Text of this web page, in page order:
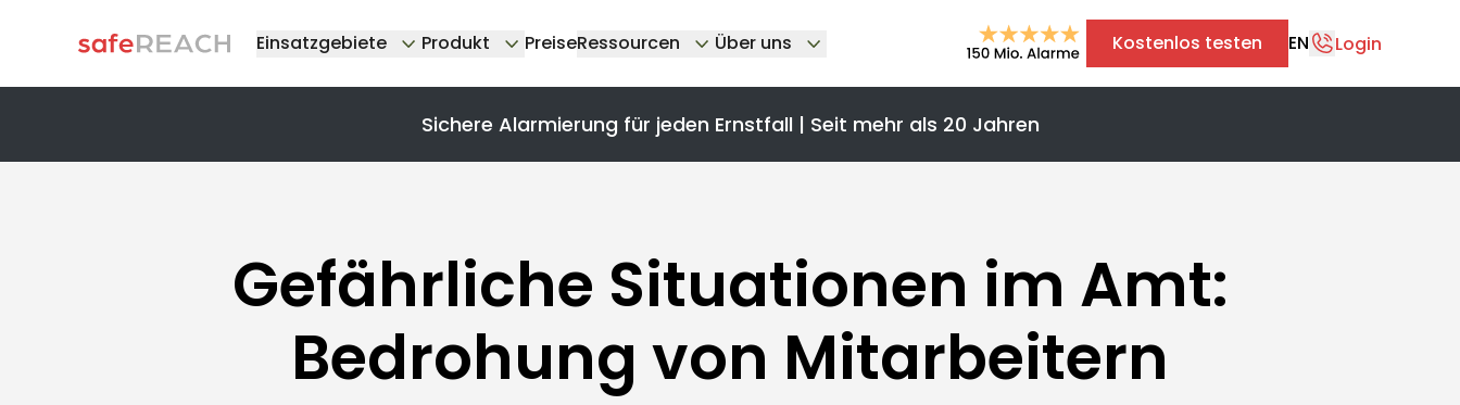
Einsatzgebiete Produkt PreiseRessourcen Über uns Kostenlos testen EN
09:00 - 12:30 Uhr & 13:30 - 17:00 Uhr
Freitag:
Login
Sichere Alarmierung für jeden Ernstfall | Seit mehr als 20 Jahren
Gefährliche Situationen im Amt:
Bedrohung von Mitarbeitern